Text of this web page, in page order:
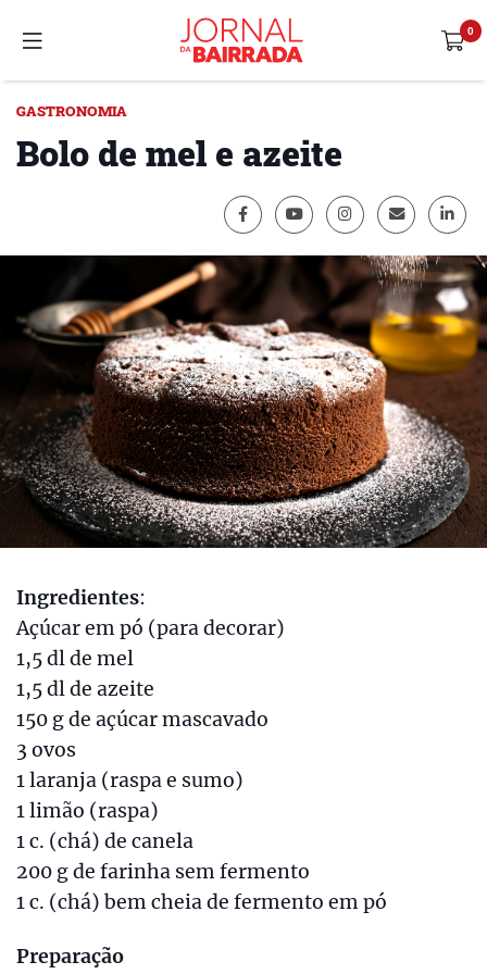
GASTRONOMIA
Bolo de mel e azeite
Ingredientes:
Açúcar em pó (para decorar)
1,5 dl de mel
1,5 dl de azeite
150 g de açúcar mascavado
3 ovos
1 laranja (raspa e sumo)
1 limão (raspa)
1 c. (chá) de canela
200 g de farinha sem fermento
1 c. (chá) bem cheia de fermento em pó
Preparação